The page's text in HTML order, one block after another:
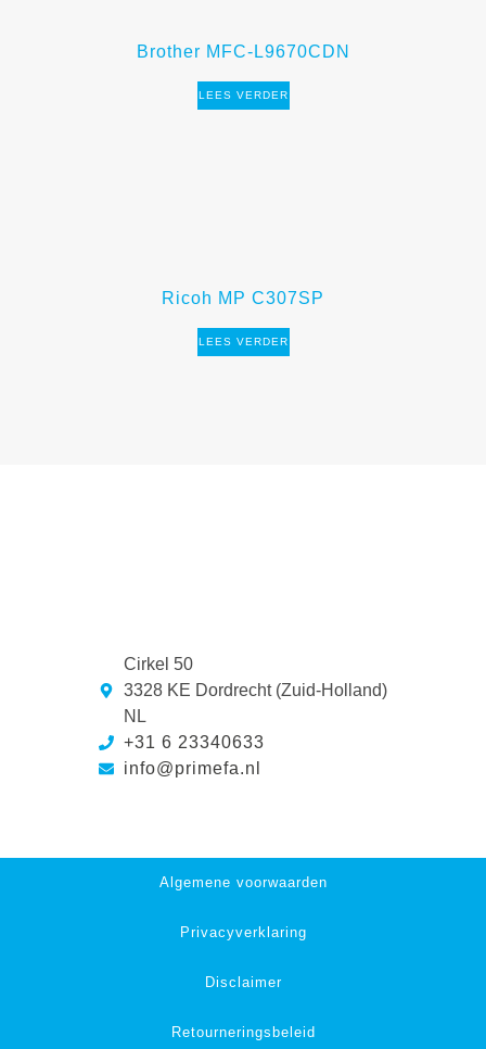
Brother MFC-L9670CDN
LEES VERDER
Ricoh MP C307SP
LEES VERDER
Cirkel 50
3328 KE Dordrecht (Zuid-Holland)
NL
+31 6 23340633
info@primefa.nl
Algemene voorwaarden
Privacyverklaring
Disclaimer
Retourneringsbeleid